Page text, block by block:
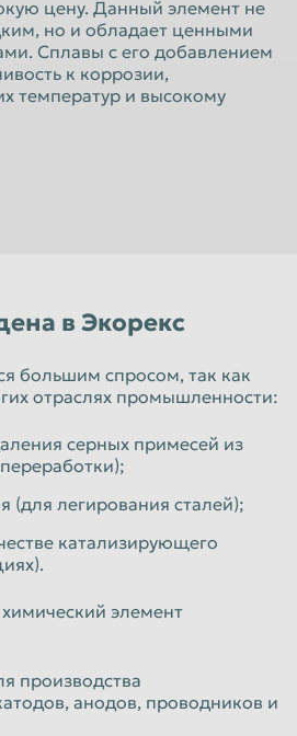
Курган
Липецк
Магнитогорск
Новокузнецк
Новосибирск
Норильск
Орёл
Рязань
Самара
цену. Данный элемент не
но и обладает ценными
Сплавы с его добавлением
к коррозии,
температур и высокому
в Экорекс
большим спросом, так как
отраслях промышленности:
серных примесей из
(для легирования сталей);
катализирующего
элемент
производства
анодов, проводников и